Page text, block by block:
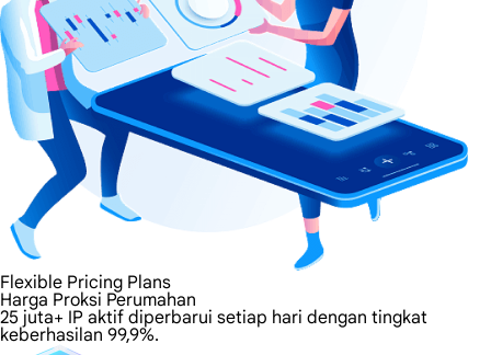
Flexible Pricing Plans
Harga Proksi Perumahan
25 juta+ IP aktif diperbarui setiap hari dengan tingkat
keberhasilan 99,9%.